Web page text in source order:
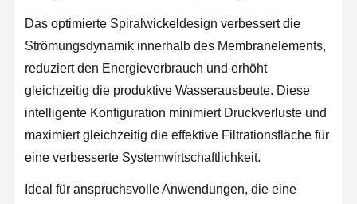
Ultrareines Wasserfiltersystem
Ultra-reine RO-Wasserversorgung
Industriewasserreinigungssystem
Entionisierte Wasser-Maschine
Das optimierte Spiralwickeldesign verbessert die
Strömungsdynamik innerhalb des Membranelements,
reduziert den Energieverbrauch und erhöht
gleichzeitig die produktive Wasserausbeute. Diese
intelligente Konfiguration minimiert Druckverluste und
maximiert gleichzeitig die effektive Filtrationsfläche für
eine verbesserte Systemwirtschaftlichkeit.
Ideal für anspruchsvolle Anwendungen, die eine